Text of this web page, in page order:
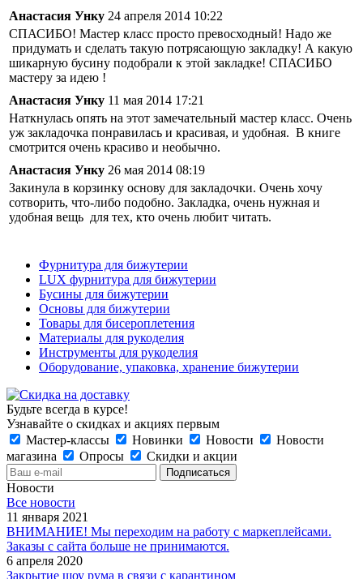
Анастасия Унку 24 апреля 2014 10:22
СПАСИБО! Мастер класс просто превосходный! Надо же
придумать и сделать такую потрясающую закладку! А какую
шикарную бусину подобрали к этой закладке! СПАСИБО
мастеру за идею !
Анастасия Унку 11 мая 2014 17:21
Наткнулась опять на этот замечательный мастер класс. Очень
уж закладочка понравилась и красивая, и удобная. В книге
смотрится очень красиво и необычно.
Анастасия Унку 26 мая 2014 08:19
Закинула в корзинку основу для закладочки. Очень хочу
сотворить, что-либо подобно. Закладка, очень нужная и
удобная вещь для тех, кто очень любит читать.
Фурнитура для бижутерии
LUX фурнитура для бижутерии
Бусины для бижутерии
Основы для бижутерии
Товары для бисероплетения
Материалы для рукоделия
Инструменты для рукоделия
Оборудование, упаковка, хранение бижутерии
Будьте всегда в курсе!
Узнавайте о скидках и акциях первым
Мастер-классы
Новинки Новости
Новости
магазина
Опросы Скидки и акции
Новости
Все новости
11 января 2021
ВНИМАНИЕ! Мы переходим на работу с маркеплейсами.
Заказы с сайта больше не принимаются.
6 апреля 2020
Закрытие шоу рума в связи с карантином